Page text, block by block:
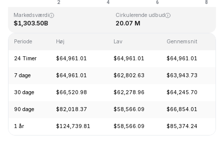
Markedsværdi
$1,303.50B
Cirkulerende udbud
20.07 M
Periode Høj Lav Gennemsnit
24 Timer $64,961.01 $64,961.01 $64,961.01
7 dage $64,961.01 $62,802.63 $63,943.73
30 dage $66,520.98 $62,278.96 $64,245.70
90 dage $82,018.37 $58,566.09 $66,854.01
1 år $124,739.81 $58,566.09 $85,374.24